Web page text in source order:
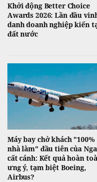
Khởi động Better Choice
Awards 2026: Lần đầu
danh doanh nghiệp kiến
đất nước
Máy bay chở khách "100%
nhà làm" đầu tiên của Nga
cất cánh: Kết quả hoàn
ưng ý, tạm biệt Boeing,
Airbus?